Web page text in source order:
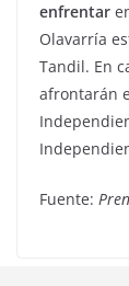
enfrentar
Olavarría
Tandil. En
afrontarán
Fuente: